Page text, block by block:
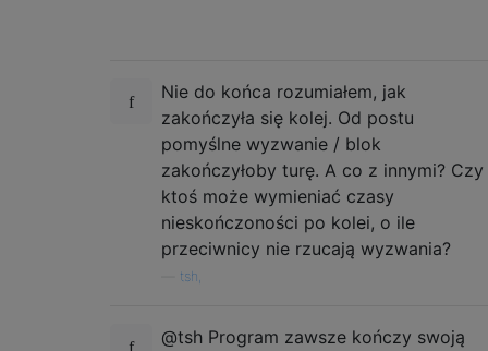
Nie do końca rozumiałem, jak
zakończyła się kolej. Od postu
pomyślne wyzwanie / blok
zakończyłoby turę. A co z innymi? Czy
ktoś może wymieniać czasy
nieskończoności po kolei, o ile
przeciwnicy nie rzucają wyzwania?
tsh,
@tsh Program zawsze kończy swoją